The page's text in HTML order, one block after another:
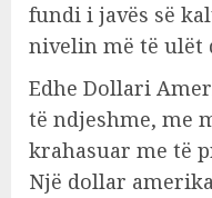
fundi i javës së
nivelin më të ulët
Edhe Dollari
të ndjeshme, me
krahasuar me të
Një dollar